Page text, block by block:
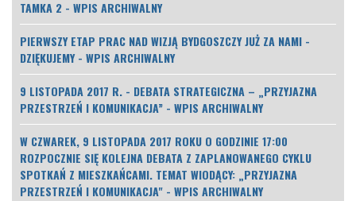
TAMKA 2 - WPIS ARCHIWALNY
PIERWSZY ETAP PRAC NAD WIZJĄ BYDGOSZCZY JUŻ ZA NAMI -
DZIĘKUJEMY - WPIS ARCHIWALNY
9 LISTOPADA 2017 R. - DEBATA STRATEGICZNA – „PRZYJAZNA
PRZESTRZEŃ I KOMUNIKACJA” - WPIS ARCHIWALNY
W CZWAREK, 9 LISTOPADA 2017 ROKU O GODZINIE 17:00
ROZPOCZNIE SIĘ KOLEJNA DEBATA Z ZAPLANOWANEGO CYKLU
SPOTKAŃ Z MIESZKAŃCAMI. TEMAT WIODĄCY: „PRZYJAZNA
PRZESTRZEŃ I KOMUNIKACJA" - WPIS ARCHIWALNY